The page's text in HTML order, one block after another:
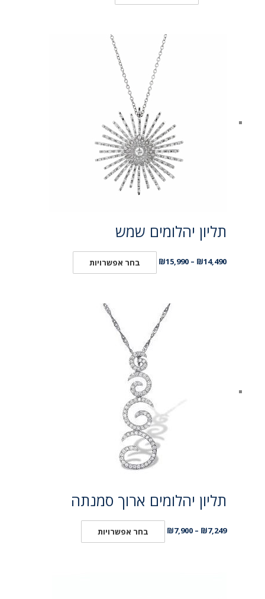
תליון יהלומים שמש
₪14,490
–
₪15,990 בחר אפשרויות
תליון יהלומים ארוך סמנתה
₪7,249
–
₪7,900 בחר אפשרויות